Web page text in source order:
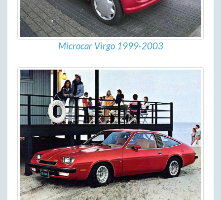
Microcar Virgo 1999-2003